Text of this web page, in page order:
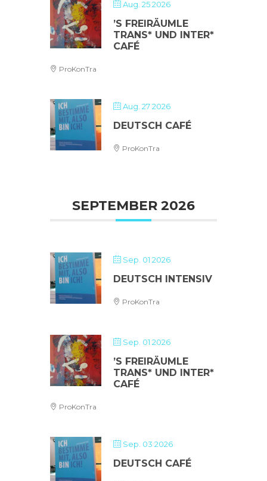
Aug. 25 2026
’S FREIRÄUMLE
TRANS* UND INTER*
CAFÉ
ProKonTra
Aug. 27 2026
DEUTSCH CAFÉ
ProKonTra
SEPTEMBER 2026
Sep. 01 2026
DEUTSCH INTENSIV
ProKonTra
Sep. 01 2026
’S FREIRÄUMLE
TRANS* UND INTER*
CAFÉ
ProKonTra
Sep. 03 2026
DEUTSCH CAFÉ